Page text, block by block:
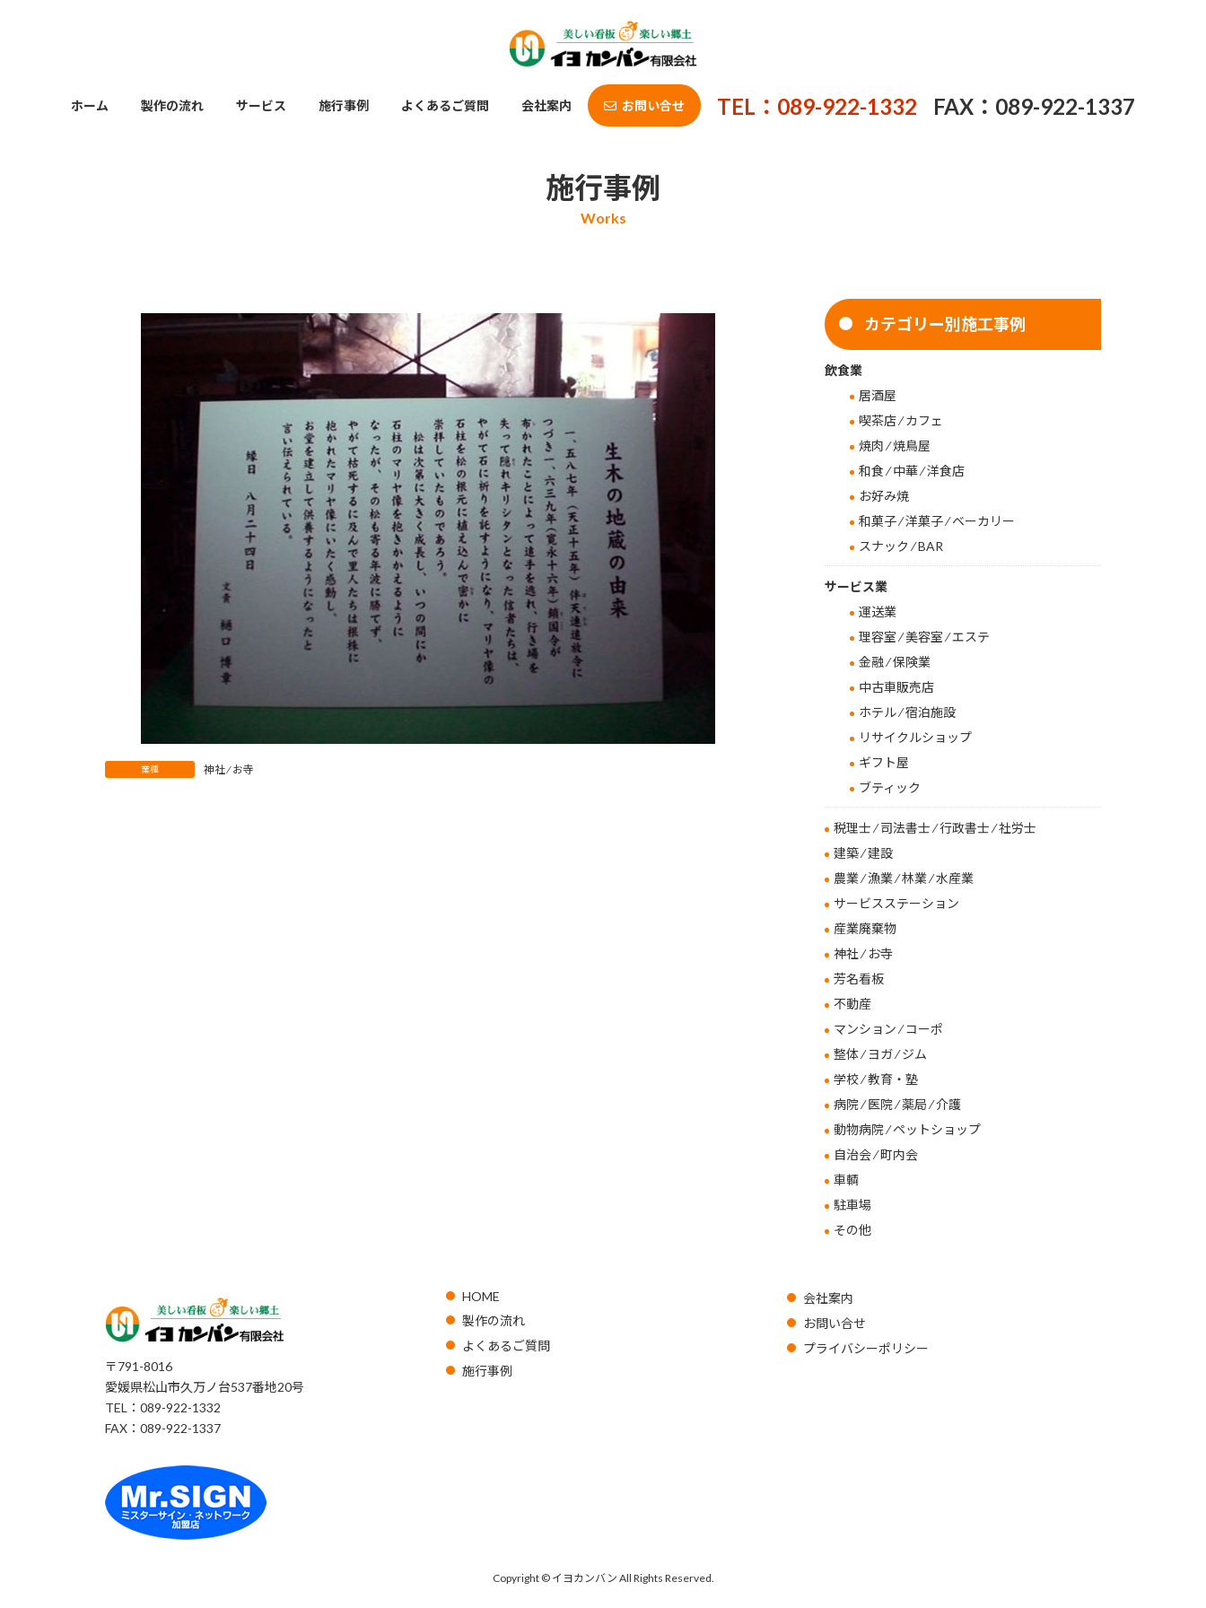
ホーム 製作の流れ サービス 施行事例 よくあるご質問 会社案内 お問い合せ TEL：089-922-1332 FAX：089-922-1337
施行事例
業種 神社 ⁄ お寺
カテゴリー別施工事例
飲食業
居酒屋
喫茶店 ⁄ カフェ
焼肉 ⁄ 焼鳥屋
和食 ⁄ 中華 ⁄ 洋食店
お好み焼
和菓子 ⁄ 洋菓子 ⁄ ベーカリー
スナック ⁄ BAR
サービス業
運送業
理容室 ⁄ 美容室 ⁄ エステ
金融 ⁄ 保険業
中古車販売店
ホテル ⁄ 宿泊施設
リサイクルショップ
ギフト屋
ブティック
税理士 ⁄ 司法書士 ⁄ 行政書士 ⁄ 社労士
建築 ⁄ 建設
農業 ⁄ 漁業 ⁄ 林業 ⁄ 水産業
サービスステーション
産業廃棄物
神社 ⁄ お寺
芳名看板
不動産
マンション ⁄ コーポ
整体 ⁄ ヨガ ⁄ ジム
学校 ⁄ 教育・塾
病院 ⁄ 医院 ⁄ 薬局 ⁄ 介護
動物病院 ⁄ ペットショップ
自治会 ⁄ 町内会
車輌
駐車場
その他
〒791-8016
愛媛県松山市久万ノ台537番地20号
TEL：089-922-1332
FAX：089-922-1337
HOME
製作の流れ
よくあるご質問
施行事例
会社案内
お問い合せ
プライバシーポリシー
Copyright © イヨカンバン All Rights Reserved.